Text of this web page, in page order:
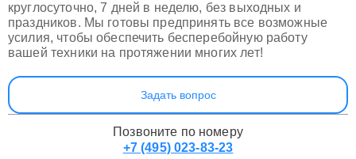
круглосуточно, 7 дней в неделю, без выходных и
праздников. Мы готовы предпринять все возможные
усилия, чтобы обеспечить бесперебойную работу
вашей техники на протяжении многих лет!
Задать вопрос
Позвоните по номеру
+7 (495) 023-83-23